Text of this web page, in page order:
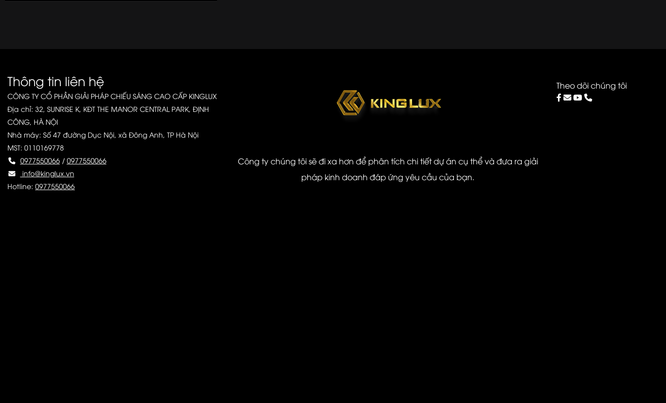
Công ty chúng tôi sẽ đi xa hơn để phân tích chi tiết dự án cụ thể và đưa ra giải
pháp kinh doanh đáp ứng yêu cầu của bạn.
Thông tin liên hệ
CÔNG TY CỔ PHẦN GIẢI PHÁP CHIẾU SÁNG CAO CẤP KINGLUX
Địa chỉ: 32, SUNRISE K, KĐT THE MANOR CENTRAL PARK, ĐỊNH
CÔNG, HÀ NỘI
Nhà máy: Số 47 đường Dục Nội, xã Đông Anh, TP Hà Nội
MST: 0110169778
0977550066/ 0977550066
info@kinglux.vn
Hotline: 0977550066
Theo dõi chúng tôi